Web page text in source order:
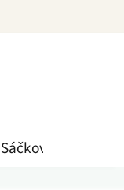
Sáčkové čaje